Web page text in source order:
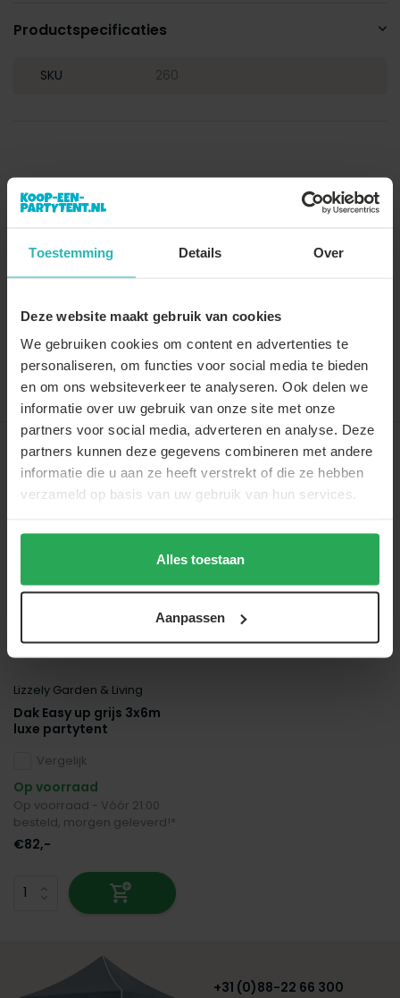
Toestemming Details Over
Deze website maakt gebruik van cookies
We gebruiken cookies om content en advertenties te
personaliseren, om functies voor social media te bieden
en om ons websiteverkeer te analyseren. Ook delen we
informatie over uw gebruik van onze site met onze
partners voor social media, adverteren en analyse. Deze
partners kunnen deze gegevens combineren met andere
informatie die u aan ze heeft verstrekt of die ze hebben
verzameld op basis van uw gebruik van hun services.
Alles toestaan
Aanpassen
Productspecificaties
SKU 260
Recent door jou bekeken
Lizzely Garden & Living
Dak Easy up grijs 3x6m
luxe partytent
Vergelijk
Op voorraad
Op voorraad - Vóór 21:00
besteld, morgen geleverd!*
€82,-
+31 (0)88-22 66 300